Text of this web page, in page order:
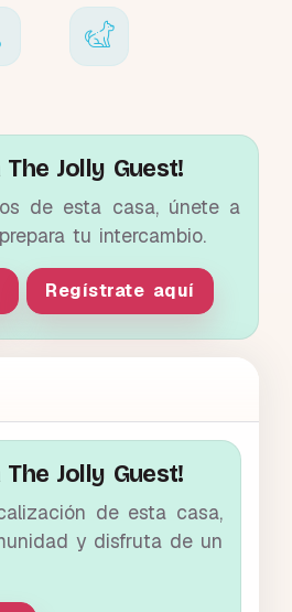
The Jolly Guest!
de esta casa, únete a
tu intercambio.
Regístrate aquí
The Jolly Guest!
de esta casa,
y disfruta de un